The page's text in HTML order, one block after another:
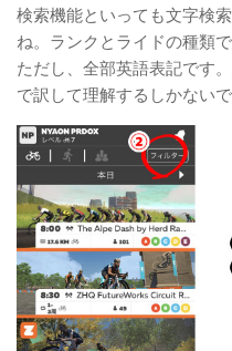
検索機能といっても文字検
ね。ランクとライドの種類で
ただし、全部英語表記です
で訳して理解するしかないで